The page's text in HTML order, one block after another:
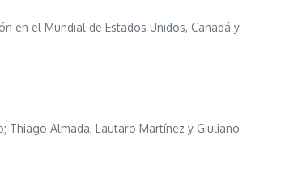
en el Mundial de Estados Unidos, Canadá y
Thiago Almada, Lautaro Martínez y Giuliano